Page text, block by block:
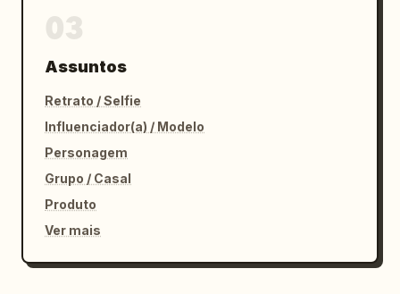
Assuntos
Retrato / Selfie
Influenciador(a) / Modelo
Personagem
Grupo / Casal
Produto
Ver mais